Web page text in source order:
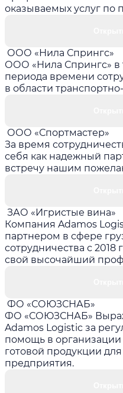
оказываемых услуг по
ООО «Нила Спрингс»
ООО «Нила Спрингс» в
периода времени
в области
ООО «Спортмастер»
За время
себя как надежный
встречу нашим
ЗАО «Игристые вина»
Компания Adamos
партнером в сфере
сотрудничества с
свой высочайший
ФО «СОЮЗСНАБ»
ФО «СОЮЗСНАБ»
Adamos Logistic за
помощь в организации
готовой продукции
предприятия.